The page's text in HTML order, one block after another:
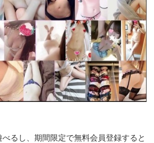
べるし、期間限定で無料会員登録すると